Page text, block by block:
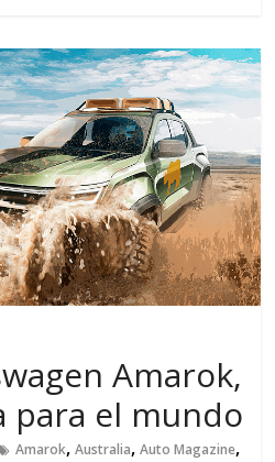
Amarok,
para el mundo
Amarok,Australia,Auto Magazine,